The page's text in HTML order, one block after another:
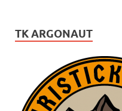
TK ARGONAUT